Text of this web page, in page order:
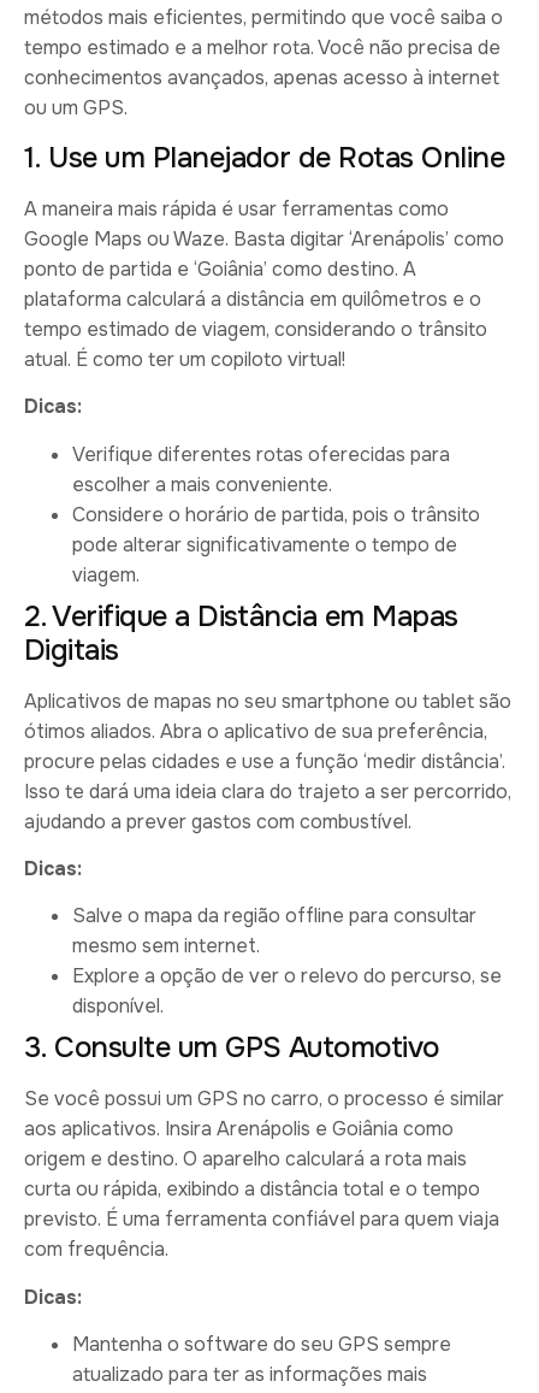
métodos mais eficientes, permitindo que você saiba o
tempo estimado e a melhor rota. Você não precisa de
conhecimentos avançados, apenas acesso à internet
ou um GPS.
1. Use um Planejador de Rotas Online
A maneira mais rápida é usar ferramentas como
Google Maps ou Waze. Basta digitar ‘Arenápolis’ como
ponto de partida e ‘Goiânia’ como destino. A
plataforma calculará a distância em quilômetros e o
tempo estimado de viagem, considerando o trânsito
atual. É como ter um copiloto virtual!
Dicas:
Verifique diferentes rotas oferecidas para
escolher a mais conveniente.
Considere o horário de partida, pois o trânsito
pode alterar significativamente o tempo de
viagem.
2. Verifique a Distância em Mapas
Digitais
Aplicativos de mapas no seu smartphone ou tablet são
ótimos aliados. Abra o aplicativo de sua preferência,
procure pelas cidades e use a função ‘medir distância’.
Isso te dará uma ideia clara do trajeto a ser percorrido,
ajudando a prever gastos com combustível.
Dicas:
Salve o mapa da região offline para consultar
mesmo sem internet.
Explore a opção de ver o relevo do percurso, se
disponível.
3. Consulte um GPS Automotivo
Se você possui um GPS no carro, o processo é similar
aos aplicativos. Insira Arenápolis e Goiânia como
origem e destino. O aparelho calculará a rota mais
curta ou rápida, exibindo a distância total e o tempo
previsto. É uma ferramenta confiável para quem viaja
com frequência.
Dicas:
Mantenha o software do seu GPS sempre
atualizado para ter as informações mais